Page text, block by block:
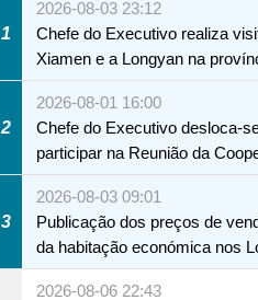
1
2026-08-03 23:12
Chefe do Executivo realiza
Xiamen e a Longyan na
2
2026-08-01 16:00
Chefe do Executivo desloca-
participar na Reunião da
Macau
3
2026-08-03 09:01
Publicação dos preços de
da habitação económica nos
A12 da Zona A dos Novos
2026-08-06 22:43